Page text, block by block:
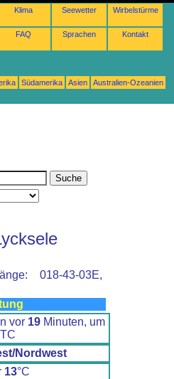
Klima Seewetter Wirbelstürme
FAQ Sprachen Kontakt
Südamerika Asien
Australien-Ozeanien
018-43-03E,
vor 19 Minuten, um
Nordwest
13°C